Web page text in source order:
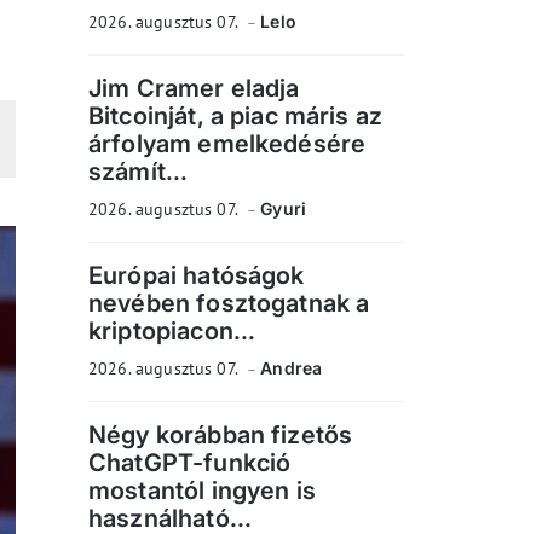
2026. augusztus 07. Lelo
Jim Cramer eladja
Bitcoinját, a piac máris az
árfolyam emelkedésére
számít...
2026. augusztus 07. Gyuri
Európai hatóságok
nevében fosztogatnak a
kriptopiacon...
2026. augusztus 07. Andrea
Négy korábban fizetős
ChatGPT-funkció
mostantól ingyen is
használható...